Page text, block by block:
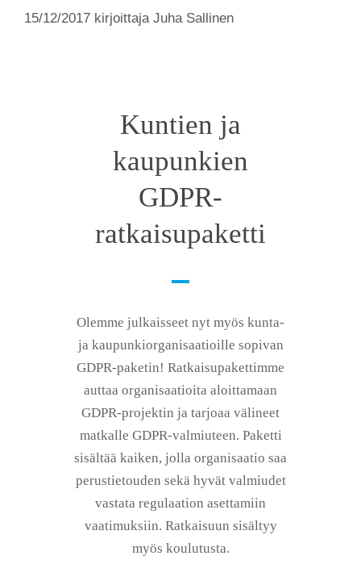
15/12/2017 kirjoittaja Juha Sallinen
Kuntien ja
kaupunkien
GDPR-
ratkaisupaketti
Olemme julkaisseet nyt myös kunta-
ja kaupunkiorganisaatioille sopivan
GDPR-paketin! Ratkaisupakettimme
auttaa organisaatioita aloittamaan
GDPR-projektin ja tarjoaa välineet
matkalle GDPR-valmiuteen. Paketti
sisältää kaiken, jolla organisaatio saa
perustietouden sekä hyvät valmiudet
vastata regulaation asettamiin
vaatimuksiin. Ratkaisuun sisältyy
myös koulutusta.